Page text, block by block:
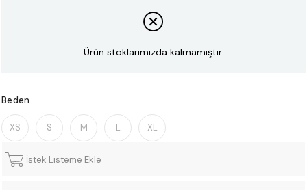
Ürün stoklarımızda kalmamıştır.
Beden
XS S M L XL
İstek Listeme Ekle